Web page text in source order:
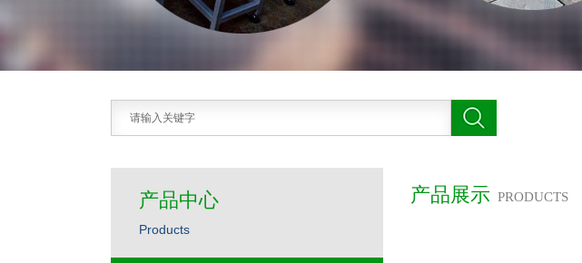
产品展示 PRODUCTS
产品中心
Products